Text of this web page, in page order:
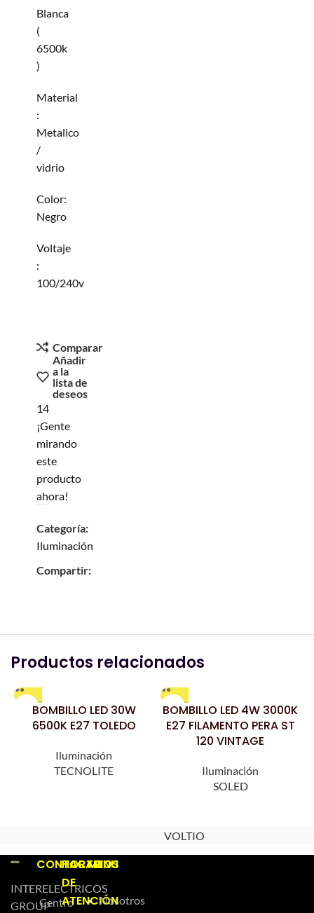
Blanca
(
6500k
)
Material
:
Metalico
/
vidrio
Color:
Negro
Voltaje
:
100/240v
Comparar
Añadir
a la
lista de
deseos
14
¡Gente
mirando
este
producto
ahora!
Categoría:
Iluminación
Compartir:
Productos relacionados
BOMBILLO LED 30W
6500K E27 TOLEDO
Iluminación
TECNOLITE
BOMBILLO LED 4W 3000K
E27 FILAMENTO PERA ST
120 VINTAGE
Iluminación
SOLED
VOLTIO
INTERELECTRICOS
GROUP
CONTACTO
Centro
HORARIOS
DE
ATENCIÓN
MENU
Nosotros